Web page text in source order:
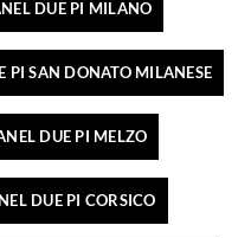
DUE PI MILANO
PI SAN DONATO MILANESE
DUE PI MELZO
DUE PI CORSICO